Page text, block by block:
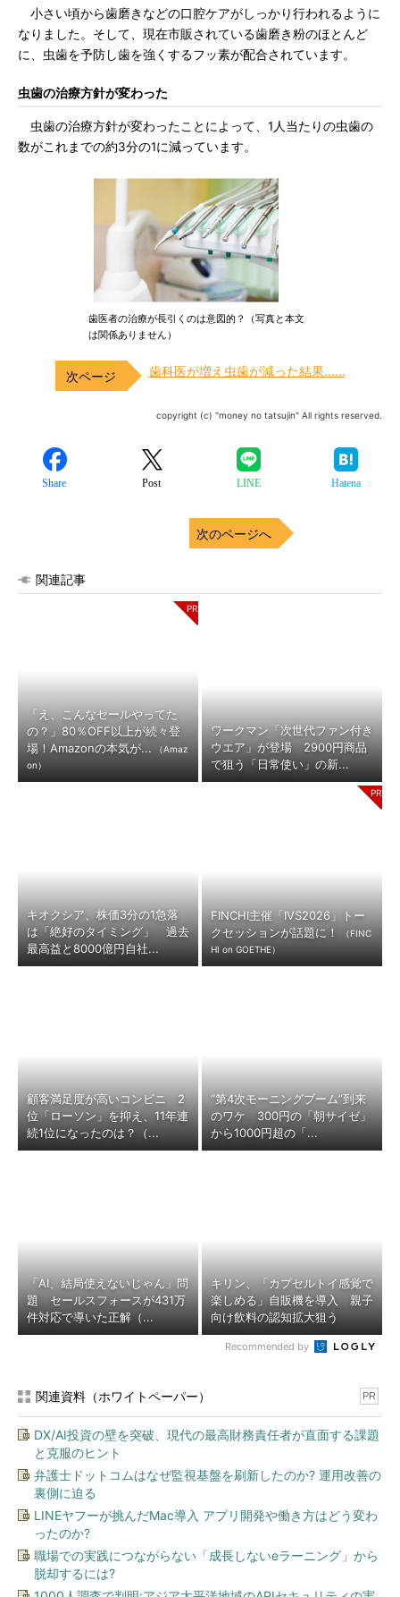
小さい頃から歯磨きなどの口腔ケアがしっかり行われるように
なりました。そして、現在市販されている歯磨き粉のほとんど
に、虫歯を予防し歯を強くするフッ素が配合されています。
虫歯の治療方針が変わった
虫歯の治療方針が変わったことによって、1人当たりの虫歯の
数がこれまでの約3分の1に減っています。
歯医者の治療が長引くのは意図的？（写真と本文
は関係ありません）
歯科医が増え虫歯が減った結果……
copyright (c) "money no tatsujin" All rights reserved.
Share Post LINE Hatena
次のページへ
関連記事
「え、こんなセールやってた
の？」80％OFF以上が続々登
場！Amazonの本気が...
（Amaz
on）
ワークマン「次世代ファン付き
ウエア」が登場 2900円商品
で狙う「日常使い」の新...
キオクシア、株価3分の1急落
は「絶好のタイミング」 過去
最高益と8000億円自社...
FINCHI主催「IVS2026」トー
クセッションが話題に！
（FINC
HI on GOETHE）
顧客満足度が高いコンビニ 2
位「ローソン」を抑え、11年連
続1位になったのは？（...
“第4次モーニングブーム”到来
のワケ 300円の「朝サイゼ」
から1000円超の「...
「AI、結局使えないじゃん」問
題 セールスフォースが431万
件対応で導いた正解（...
キリン、「カプセルトイ感覚で
楽しめる」自販機を導入 親子
向け飲料の認知拡大狙う
Recommended by
関連資料（ホワイトペーパー） PR
DX/AI投資の壁を突破、現代の最高財務責任者が直面する課題
と克服のヒント
弁護士ドットコムはなぜ監視基盤を刷新したのか? 運用改善の
裏側に迫る
LINEヤフーが挑んだMac導入 アプリ開発や働き方はどう変わ
ったのか?
職場での実践につながらない「成長しないeラーニング」から
脱却するには?